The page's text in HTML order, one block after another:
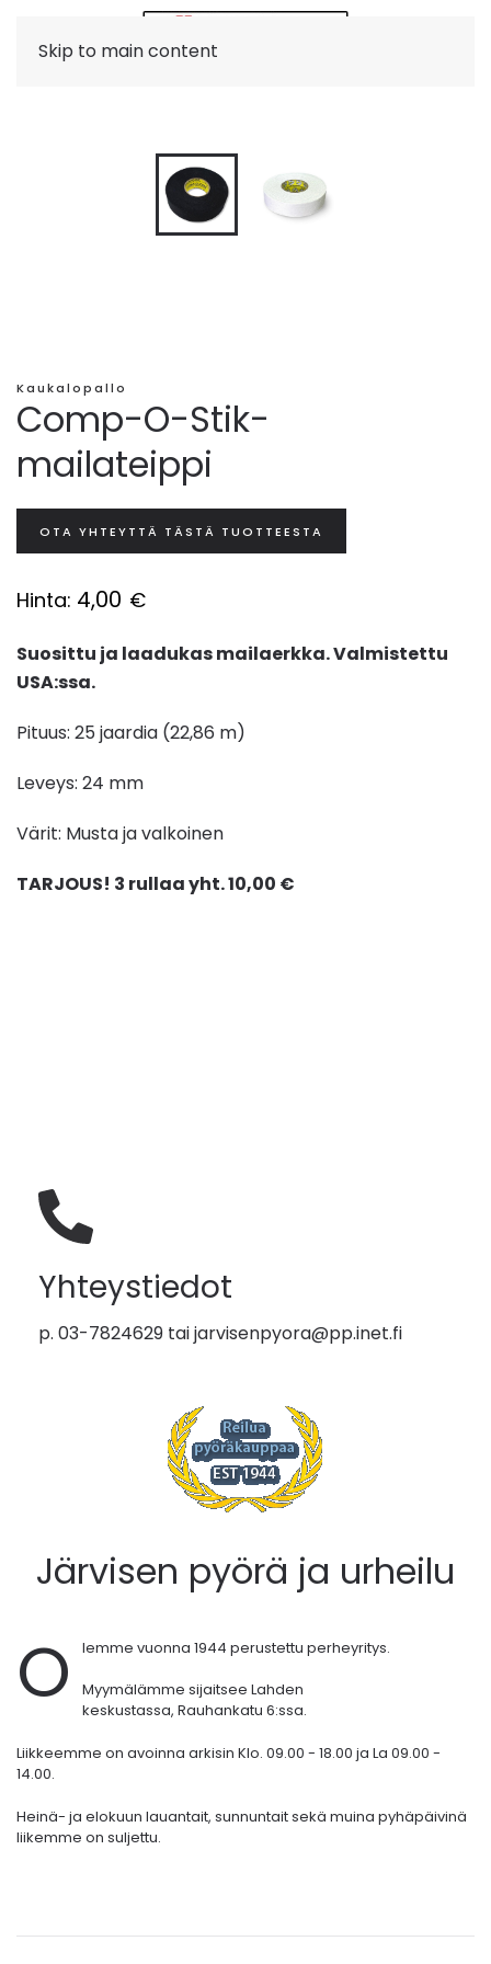
Skip to main content
Kaukalopallo
Comp-O-Stik-
mailateippi
OTA YHTEYTTÄ TÄSTÄ TUOTTEESTA
Hinta: 4,00 €
Suosittu ja laadukas mailaerkka. Valmistettu
USA:ssa.
Pituus: 25 jaardia (22,86 m)
Leveys: 24 mm
Värit: Musta ja valkoinen
TARJOUS! 3 rullaa yht. 10,00 €
Yhteystiedot
p. 03-7824629 taijarvisenpyora@pp.inet.fi
Järvisen pyörä ja urheilu
O
lemme vuonna 1944 perustettu perheyritys.
Myymälämme sijaitsee Lahden
keskustassa, Rauhankatu 6:ssa.
Liikkeemme on avoinna arkisin Klo. 09.00 - 18.00 ja La 09.00 -
14.00.
Heinä- ja elokuun lauantait, sunnuntait sekä muina pyhäpäivinä
liikemme on suljettu.